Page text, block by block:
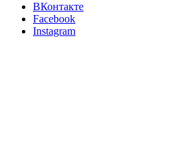
ВКонтакте
Facebook
Instagram